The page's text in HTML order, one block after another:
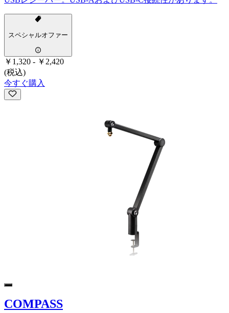
スペシャルオファー
￥1,320 - ￥2,420
(税込)
今すぐ購入
COMPASS